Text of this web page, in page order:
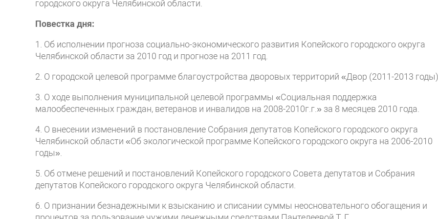
городского округа Челябинской области.
Повестка дня:
1. Об исполнении прогноза социально-экономического развития Копейского городского округа
Челябинской области за 2010 год и прогнозе на 2011 год.
2. О городской целевой программе благоустройства дворовых территорий «Двор (2011-2013
3. О ходе выполнения муниципальной целевой программы «Социальная поддержка
малообеспеченных граждан, ветеранов и инвалидов на 2008-2010г.г.» за 8 месяцев 2010 года.
4. О внесении изменений в постановление Собрания депутатов Копейского городского округа
Челябинской области «Об экологической программе Копейского городского округа на 2006-2010
годы».
5. Об отмене решений и постановлений Копейского городского Совета депутатов и Собрания
депутатов Копейского городского округа Челябинской области.
6. О признании безнадежными к взысканию и списании суммы неосновательного обогащения и